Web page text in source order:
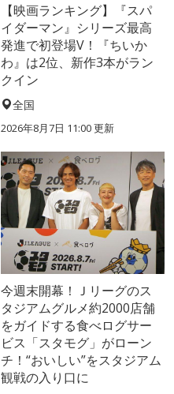
【映画ランキング】『スパ
イダーマン』シリーズ最高
発進で初登場V！『ちいか
わ』は2位、新作3本がラン
クイン
全国
2026年8月7日 11:00更新
今週末開幕！Ｊリーグのス
タジアムグルメ約2000店舗
をガイドする食べログサー
ビス「スタモグ」がローン
チ！“おいしい”をスタジアム
観戦の入り口に